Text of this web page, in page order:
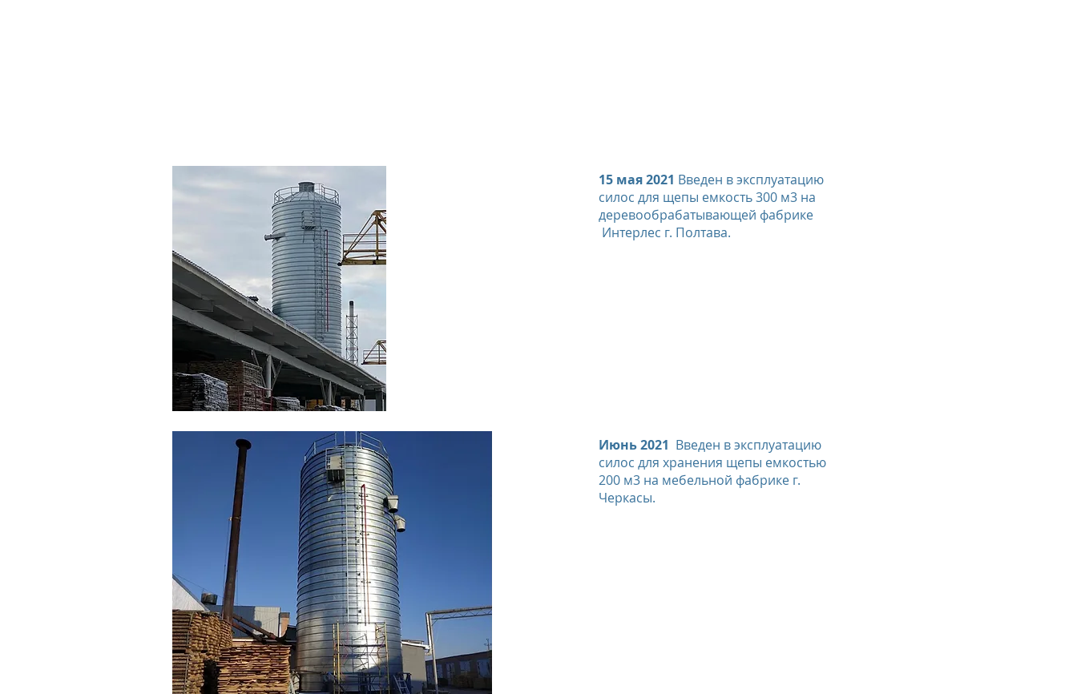
15 мая 2021 Введен в эксплуатацию
силос для щепы емкость 300 м3 на
деревообрабатывающей фабрике
Интерлес г. Полтава.
Июнь 2021 Введен в эксплуатацию
силос для хранения щепы емкостью
200 м3 на мебельной фабрике г.
Черкасы.